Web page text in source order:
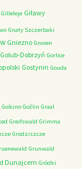
Gilleleje Giławy
Gnaty Szczerbaki
Gniezno Gnoien
Golub-Dobrzyń Gorlice
Gostynin Gouda
Gościno Goźlin Graal
Greifswald Grimma
Grodziszcze
Grunwald
Dunajcem Gródki